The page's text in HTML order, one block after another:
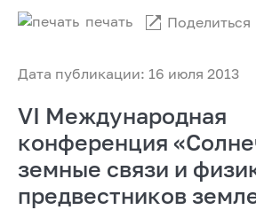
Дата публикации: 16 июля 2013
печать Поделиться
VI Международная
конференция
земные связи и
предвестников